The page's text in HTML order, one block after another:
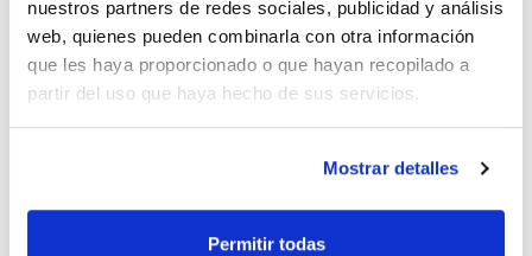
nuestros partners de redes sociales, publicidad y análisis
web, quienes pueden combinarla con otra información
que les haya proporcionado o que hayan recopilado a
partir del uso que haya hecho de sus servicios.
Mostrar detalles
Permitir todas
Imprimir ficha de
producto
Características
- CAS [64-19-7]
- Densidad: 1,05 g/cm3